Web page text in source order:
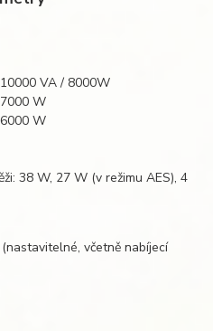
VA / 8000W
W
W
38 W, 27 W (v režimu AES), 4
včetně nabíjecí